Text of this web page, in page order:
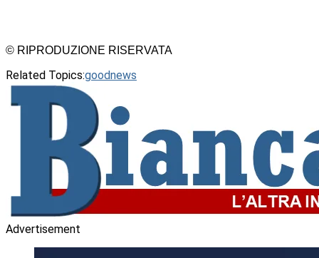
© RIPRODUZIONE RISERVATA
Related Topics:goodnews
Advertisement